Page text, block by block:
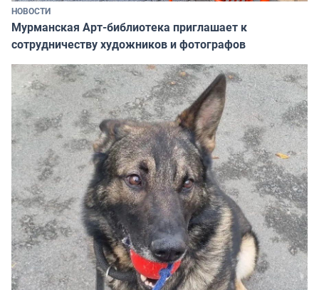
НОВОСТИ
Мурманская Арт-библиотека приглашает к
сотрудничеству художников и фотографов